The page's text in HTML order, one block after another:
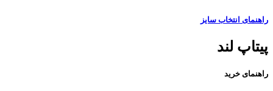
راهنمای انتخاب سایز
پیتاپ لند
راهنمای خرید